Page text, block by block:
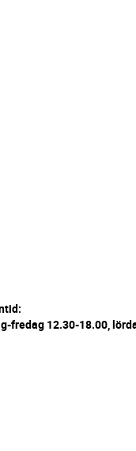
fredag 12.30-18.00,